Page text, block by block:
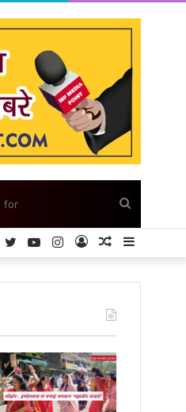
for
Random
Log
Instagram
YouTube
Twitter
Facebook